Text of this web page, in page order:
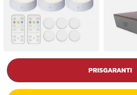
PRISGARANTI